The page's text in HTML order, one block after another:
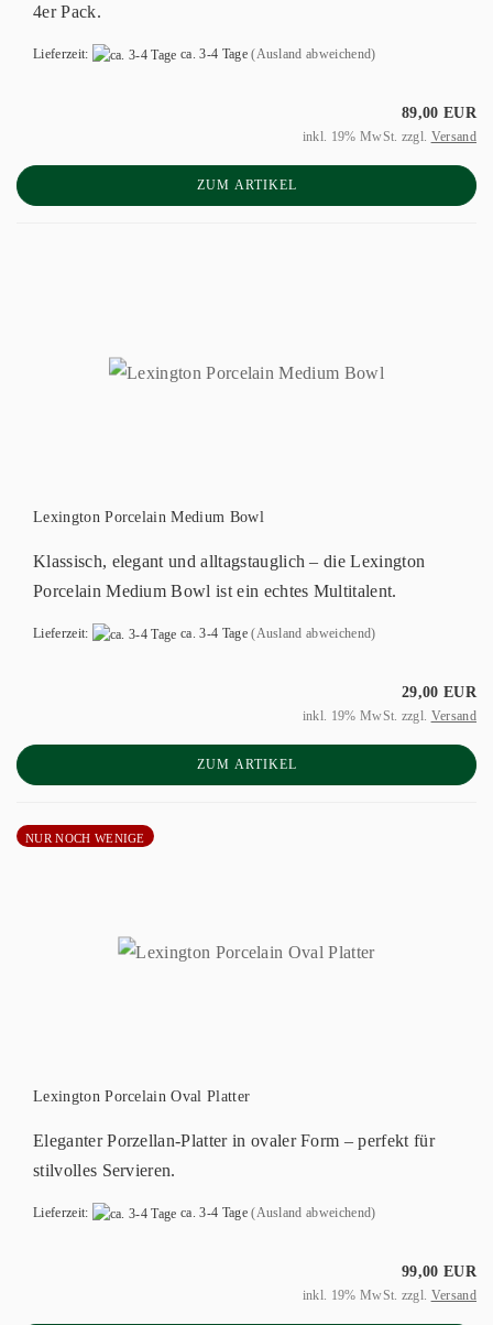
4er Pack.
Lieferzeit: ca. 3-4 Tage (Ausland abweichend)
89,00 EUR
inkl. 19% MwSt. zzgl. Versand
ZUM ARTIKEL
Lexington Porcelain Medium Bowl
Klassisch, elegant und alltagstauglich – die Lexington
Porcelain Medium Bowl ist ein echtes Multitalent.
Lieferzeit: ca. 3-4 Tage (Ausland abweichend)
29,00 EUR
inkl. 19% MwSt. zzgl. Versand
ZUM ARTIKEL
NUR NOCH WENIGE
Lexington Porcelain Oval Platter
Eleganter Porzellan-Platter in ovaler Form – perfekt für
stilvolles Servieren.
Lieferzeit: ca. 3-4 Tage (Ausland abweichend)
99,00 EUR
inkl. 19% MwSt. zzgl. Versand